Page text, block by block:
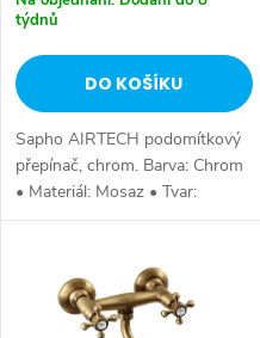
u
k
t
ů
d
u
k
t
týdnů
DO KOŠÍKU
Sapho AIRTECH podomítkový
přepínač, chrom. Barva: Chrom
• Materiál: Mosaz • Tvar:
Kruhové • Instalace:
výstupy • Záruka: 6 let.